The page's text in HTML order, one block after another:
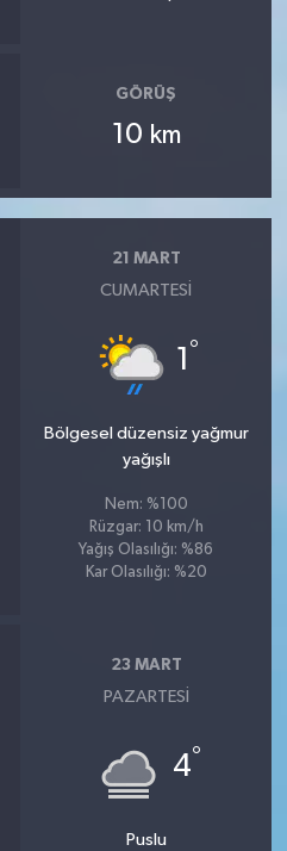
GÖRÜŞ
10 km
21 MART
CUMARTESI
1 °
Bölgesel düzensiz yağmur
yağışlı
Nem: %100
Rüzgar: 10 km/h
Yağış Olasılığı: %86
Kar Olasılığı: %20
23 MART
PAZARTESI
4°
Puslu